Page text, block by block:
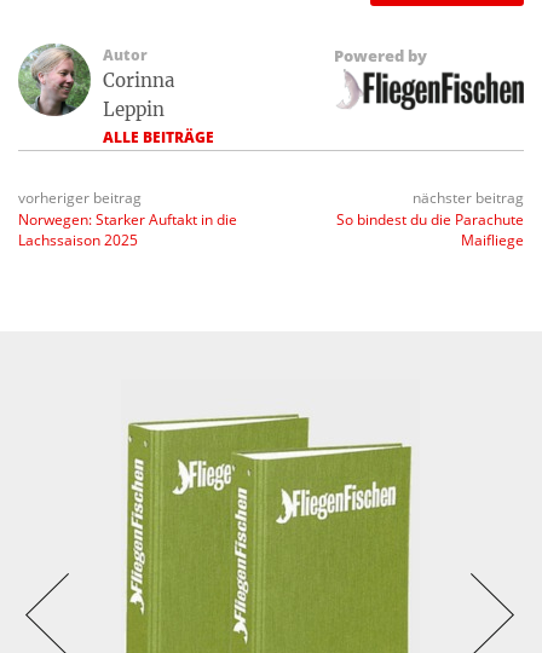
Autor
Corinna
Leppin
ALLE BEITRÄGE
Powered by
vorheriger beitrag
Norwegen: Starker Auftakt in die
Lachssaison 2025
nächster beitrag
So bindest du die Parachute
Maifliege